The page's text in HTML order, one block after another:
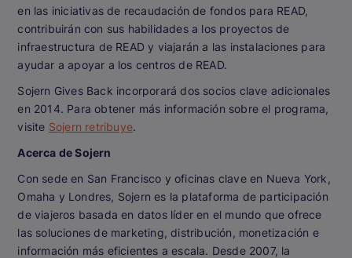
en las iniciativas de recaudación de fondos para READ,
contribuirán con sus habilidades a los proyectos de
infraestructura de READ y viajarán a las instalaciones para
ayudar a apoyar a los centros de READ.
Sojern Gives Back incorporará dos socios clave adicionales
en 2014. Para obtener más información sobre el programa,
visite Sojern retribuye.
Acerca de Sojern
Con sede en San Francisco y oficinas clave en Nueva York,
Omaha y Londres, Sojern es la plataforma de participación
de viajeros basada en datos líder en el mundo que ofrece
las soluciones de marketing, distribución, monetización e
información más eficientes a escala. Desde 2007, la